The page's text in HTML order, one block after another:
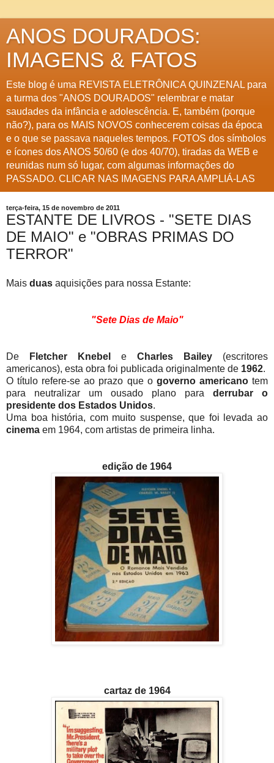
ANOS DOURADOS:
IMAGENS & FATOS
Este blog é uma REVISTA ELETRÔNICA QUINZENAL para
a turma dos "ANOS DOURADOS" relembrar e matar
saudades da infância e adolescência. E, também (porque
não?), para os MAIS NOVOS conhecerem coisas da época
e o que se passava naqueles tempos. FOTOS dos símbolos
e ícones dos ANOS 50/60 (e dos 40/70), tiradas da WEB e
reunidas num só lugar, com algumas informações do
PASSADO. CLICAR NAS IMAGENS PARA AMPLIÁ-LAS
terça-feira, 15 de novembro de 2011
ESTANTE DE LIVROS - "SETE DIAS
DE MAIO" e "OBRAS PRIMAS DO
TERROR"
Mais duas aquisições para nossa Estante:
"Sete Dias de Maio"
De Fletcher Knebel e Charles Bailey (escritores
americanos), esta obra foi publicada originalmente de 1962.
O título refere-se ao prazo que o governo americanotem
para neutralizar um ousado plano para derrubar o
presidente dos Estados Unidos.
Uma boa história, com muito suspense, que foi levada ao
cinema em 1964, com artistas de primeira linha.
edição de 1964
cartaz de 1964